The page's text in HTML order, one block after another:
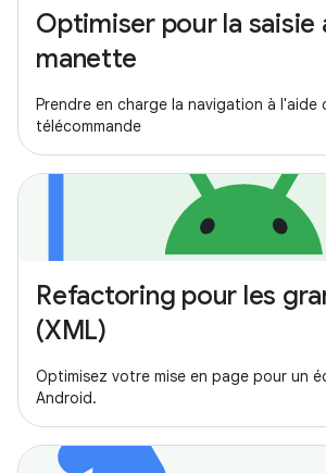
Optimiser pour la saisie
manette
Prendre en charge la navigation à l'aide
télécommande
Refactoring pour les
(XML)
Optimisez votre mise en page pour un
Android.